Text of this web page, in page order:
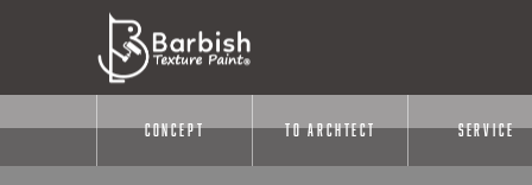
CONCEPT TO ARCHTECT SERVICE